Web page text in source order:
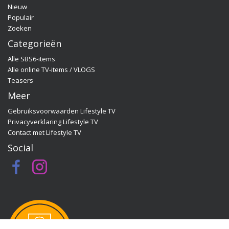
Quality Time op Zondag, ga dan naar de officiële
programma-website:
www.sbs6.nl/qualitytimeopzondag.
Nieuw
Populair
Zoeken
Categorieën
Alle SBS6-items
Alle online TV-items / VLOGS
Teasers
Meer
Gebruiksvoorwaarden Lifestyle TV
Privacyverklaring Lifestyle TV
Contact met Lifestyle TV
Social